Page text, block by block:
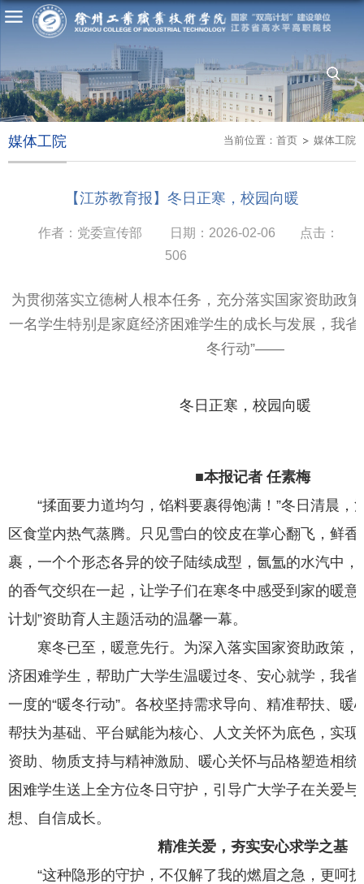
当前位置： 首页 媒体工院
媒体工院
【江苏教育报】冬日正寒，校园向暖
作者：党委宣传部 日期：2026-02-06
点击：
506
为贯彻落实立德树人根本任务，充分落实国家资助政
一名学生特别是家庭经济困难学生的成长与发展，我省
冬行动”——
冬日正寒，校园向暖
■本报记者 任素梅
“揉面要力道均匀，馅料要裹得饱满！”冬日清晨，
区食堂内热气蒸腾。只见雪白的饺皮在掌心翻飞，鲜
裹，一个个形态各异的饺子陆续成型，氤氲的水汽中
的香气交织在一起，让学子们在寒冬中感受到家的暖意
计划”资助育人主题活动的温馨一幕。
寒冬已至，暖意先行。为深入落实国家资助政策
济困难学生，帮助广大学生温暖过冬、安心就学，我
一度的“暖冬行动”。各校坚持需求导向、精准帮扶、暖
帮扶为基础、平台赋能为核心、人文关怀为底色，实
资助、物质支持与精神激励、暖心关怀与品格塑造相
困难学生送上全方位冬日守护，引导广大学子在关爱
想、自信成长。
精准关爱，夯实安心求学之基
“这种隐形的守护，不仅解了我的燃眉之急，更呵